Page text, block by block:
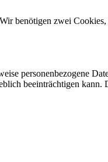
benötigen zwei
personenbezogene
beeinträchtigen